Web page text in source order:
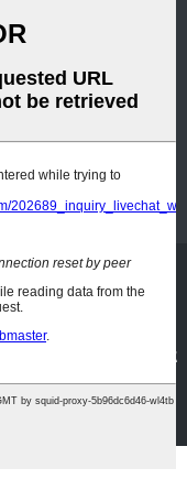
OVERIGE
METALEN
UITGEBREIDE